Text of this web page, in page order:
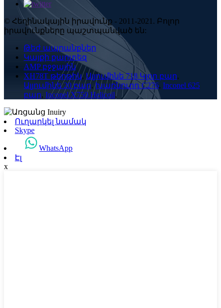
© Հեղինակային իրավունք - 2011-2021. Բոլոր
իրավունքները պաշտպանված են:
Թեժ ապրանքներ
Կայքի քարտեզ
AMP բջջային
XH78T թերթիկ, Ալյումինե 718 Կլոր բար,
Ալյումինե 20 բար,խառնուրդ C276, Inconel 625
բար, Inconel X750 Helicoil,
Ուղարկել նամակ
Skype
WhatsApp
Էլ
x